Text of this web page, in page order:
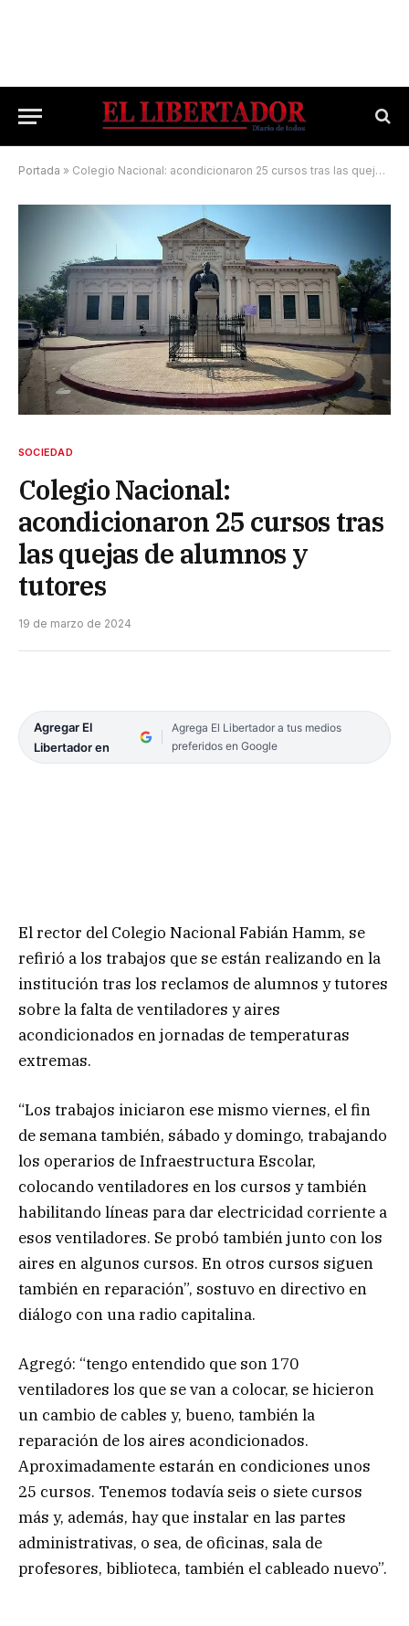
Portada » Colegio Nacional: acondicionaron 25 cursos tras las quejas de alumnos y tutores
SOCIEDAD
Colegio Nacional:
acondicionaron 25 cursos tras
las quejas de alumnos y
tutores
19 de marzo de 2024
Agregar El
Libertador en
Agrega El Libertador a tus medios
preferidos en Google
El rector del Colegio Nacional Fabián Hamm, se
refirió a los trabajos que se están realizando en la
institución tras los reclamos de alumnos y tutores
sobre la falta de ventiladores y aires
acondicionados en jornadas de temperaturas
extremas.
“Los trabajos iniciaron ese mismo viernes, el fin
de semana también, sábado y domingo, trabajando
los operarios de Infraestructura Escolar,
colocando ventiladores en los cursos y también
habilitando líneas para dar electricidad corriente a
esos ventiladores. Se probó también junto con los
aires en algunos cursos. En otros cursos siguen
también en reparación”, sostuvo en directivo en
diálogo con una radio capitalina.
Agregó: “tengo entendido que son 170
ventiladores los que se van a colocar, se hicieron
un cambio de cables y, bueno, también la
reparación de los aires acondicionados.
Aproximadamente estarán en condiciones unos
25 cursos. Tenemos todavía seis o siete cursos
más y, además, hay que instalar en las partes
administrativas, o sea, de oficinas, sala de
profesores, biblioteca, también el cableado nuevo”.